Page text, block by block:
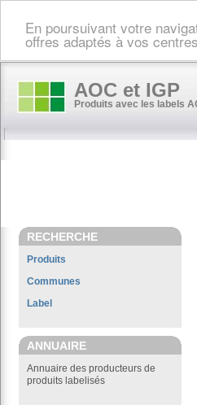
En poursuivant votre
offres adaptés à vos
AOC et IGP
Produits avec les labels
RECHERCHE
Produits
Communes
Label
ANNUAIRE
Annuaire des producteurs de
produits labelisés